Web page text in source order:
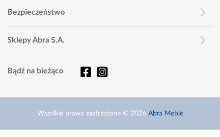
Bezpieczeństwo
Sklepy Abra S.A.
Bądź na bieżąco
Wszelkie prawa zastrzeżone © 2026 Abra Meble